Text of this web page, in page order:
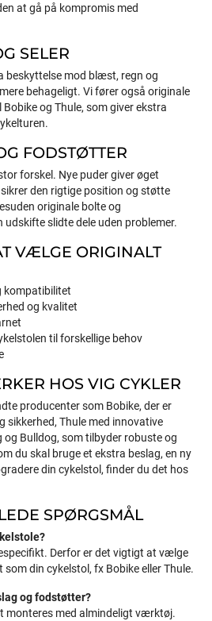
at gå på kompromis med
SELER
beskyttelse mod blæst, regn og
behageligt. Vi fører også originale
og Thule, som giver ekstra
FODSTØTTER
forskel. Nye puder giver øget
den rigtige position og støtte
originale bolte og
udskifte slidte dele uden problemer.
VÆLGE ORIGINALT
kompatibilitet
og kvalitet
til forskellige behov
HOS VIG CYKLER
producenter som Bobike, der er
sikkerhed, Thule med innovative
og Bulldog, som tilbyder robuste og
du skal bruge et ekstra beslag, en ny
din cykelstol, finder du det hos
SPØRGSMÅL
Derfor er det vigtigt at vælge
din cykelstol, fx Bobike eller Thule.
og fodstøtter?
monteres med almindeligt værktøj.